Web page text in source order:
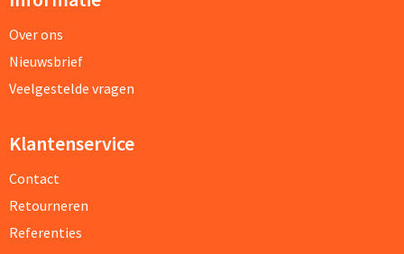
Over ons
Nieuwsbrief
Veelgestelde vragen
Klantenservice
Contact
Retourneren
Referenties